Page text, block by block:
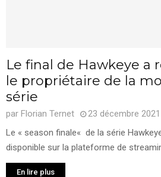
Le final de Hawkeye a
le propriétaire de la
série
par Florian Ternet
23 décembre 2021
Le « season finale« de la série
disponible sur la plateforme de
En lire plus